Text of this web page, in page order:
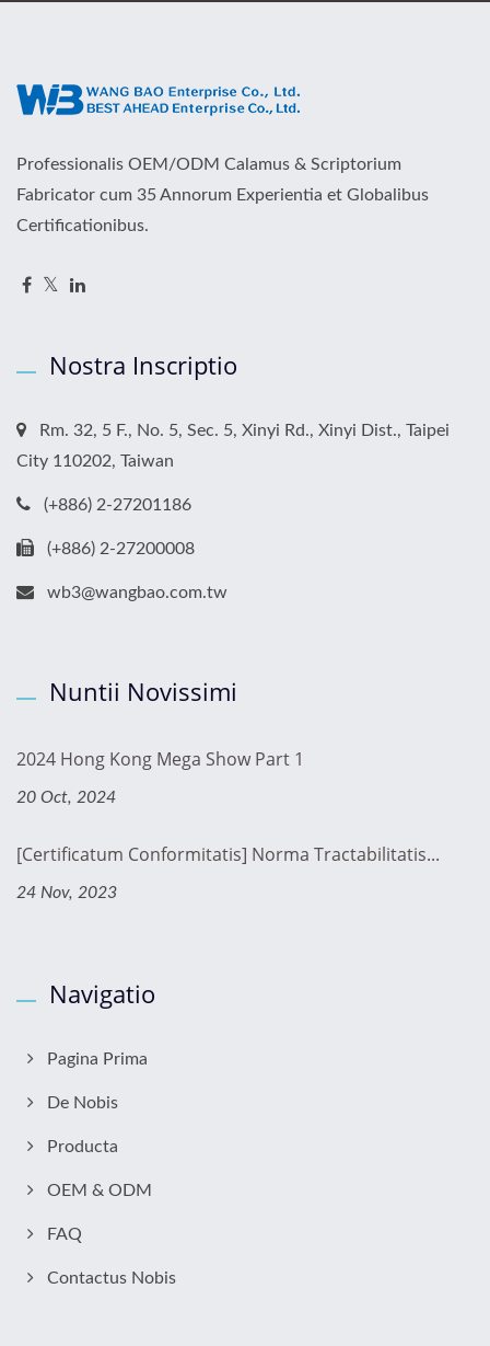
Professionalis OEM/ODM Calamus & Scriptorium
Fabricator cum 35 Annorum Experientia et Globalibus
Certificationibus.
Nostra Inscriptio
Rm. 32, 5 F., No. 5, Sec. 5, Xinyi Rd., Xinyi Dist., Taipei
City 110202, Taiwan
(+886) 2-27201186
(+886) 2-27200008
wb3@wangbao.com.tw
Nuntii Novissimi
2024 Hong Kong Mega Show Part 1
20 Oct, 2024
[Certificatum Conformitatis] Norma Tractabilitatis...
24 Nov, 2023
Navigatio
Pagina Prima
De Nobis
Producta
OEM & ODM
FAQ
Contactus Nobis